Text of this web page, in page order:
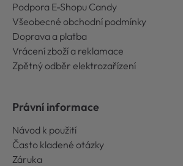
Podpora E-Shopu Candy
Všeobecné obchodní podmínky
Doprava a platba
Vrácení zboží a reklamace
Zpětný odběr elektrozařízení
Právní informace
Návod k použití
Často kladené otázky
Záruka